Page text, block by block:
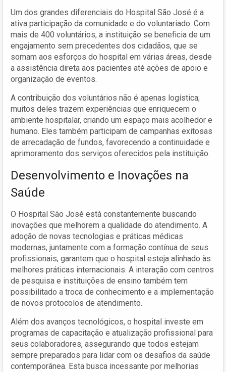
Um dos grandes diferenciais do Hospital São José é a
ativa participação da comunidade e do voluntariado. Com
mais de 400 voluntários, a instituição se beneficia de um
engajamento sem precedentes dos cidadãos, que se
somam aos esforços do hospital em várias áreas, desde
a assistência direta aos pacientes até ações de apoio e
organização de eventos.
A contribuição dos voluntários não é apenas logística;
muitos deles trazem experiências que enriquecem o
ambiente hospitalar, criando um espaço mais acolhedor e
humano. Eles também participam de campanhas exitosas
de arrecadação de fundos, favorecendo a continuidade e
aprimoramento dos serviços oferecidos pela instituição.
Desenvolvimento e Inovações na
Saúde
O Hospital São José está constantemente buscando
inovações que melhorem a qualidade do atendimento. A
adoção de novas tecnologias e práticas médicas
modernas, juntamente com a formação contínua de seus
profissionais, garantem que o hospital esteja alinhado às
melhores práticas internacionais. A interação com centros
de pesquisa e instituições de ensino também tem
possibilitado a troca de conhecimento e a implementação
de novos protocolos de atendimento.
Além dos avanços tecnológicos, o hospital investe em
programas de capacitação e atualização profissional para
seus colaboradores, assegurando que todos estejam
sempre preparados para lidar com os desafios da saúde
contemporânea. Esta busca incessante por melhorias